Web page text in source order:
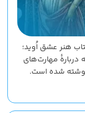
هنر عشق اُوید؛
درباره‌ٔ مهارت‌های
نوشته شده است.